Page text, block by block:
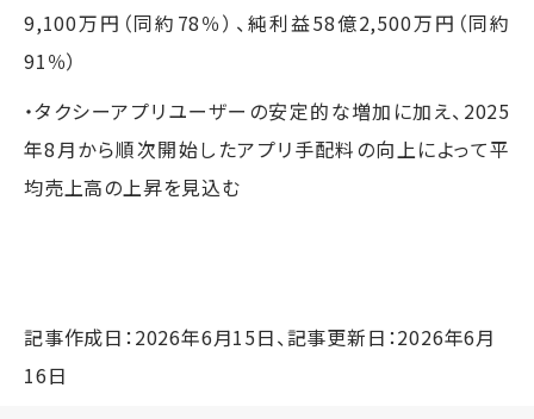
9,100万円（同約78％）、純利益58億2,500万円（同約
91％）
・タクシーアプリユーザーの安定的な増加に加え、2025
年8月から順次開始したアプリ手配料の向上によって平
均売上高の上昇を見込む
記事作成日：2026年6月15日、記事更新日：2026年6月
16日